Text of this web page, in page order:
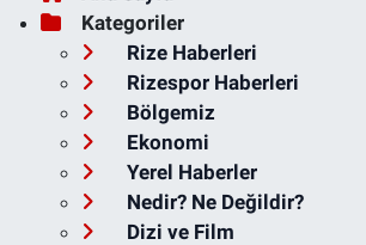
Kategoriler
Rize Haberleri
Rizespor Haberleri
Bölgemiz
Ekonomi
Yerel Haberler
Nedir? Ne Değildir?
Dizi ve Film